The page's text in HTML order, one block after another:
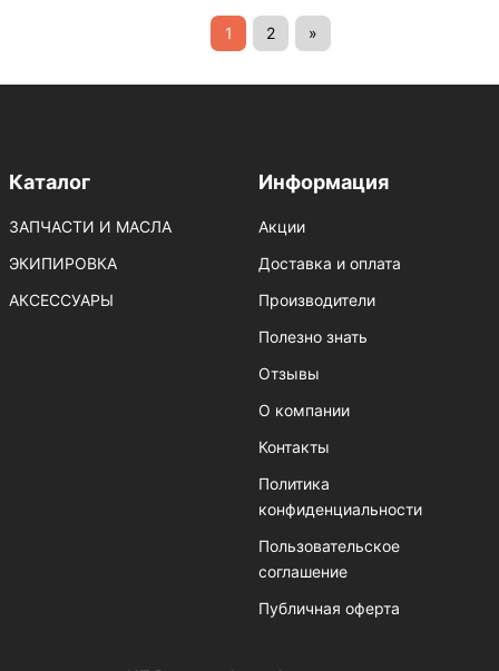
1 2 »
Каталог
ЗАПЧАСТИ И МАСЛА
ЭКИПИРОВКА
АКСЕССУАРЫ
Информация
Акции
Доставка и оплата
Производители
Полезно знать
Отзывы
О компании
Контакты
Политика
конфиденциальности
Пользовательское
соглашение
Публичная оферта